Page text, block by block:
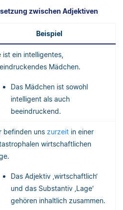
zwischen Adjektiven
Beispiel
ist ein intelligentes,
Mädchen.
Das Mädchen ist sowohl
intelligent als auch
beeindruckend.
befinden uns zurzeit in einer
wirtschaftlichen
Das Adjektiv ‚wirtschaftlich‘
und das Substantiv ‚Lage‘
gehören inhaltlich zusammen.